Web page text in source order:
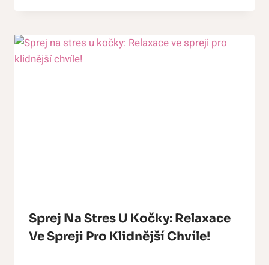
Sprej Na Stres U Kočky: Relaxace
Ve Spreji Pro Klidnější Chvíle!